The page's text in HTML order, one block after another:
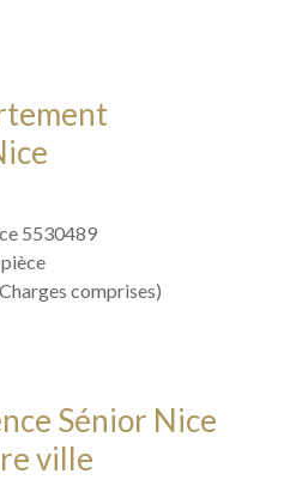
5530489
comprises)
Sénior Nice
ville